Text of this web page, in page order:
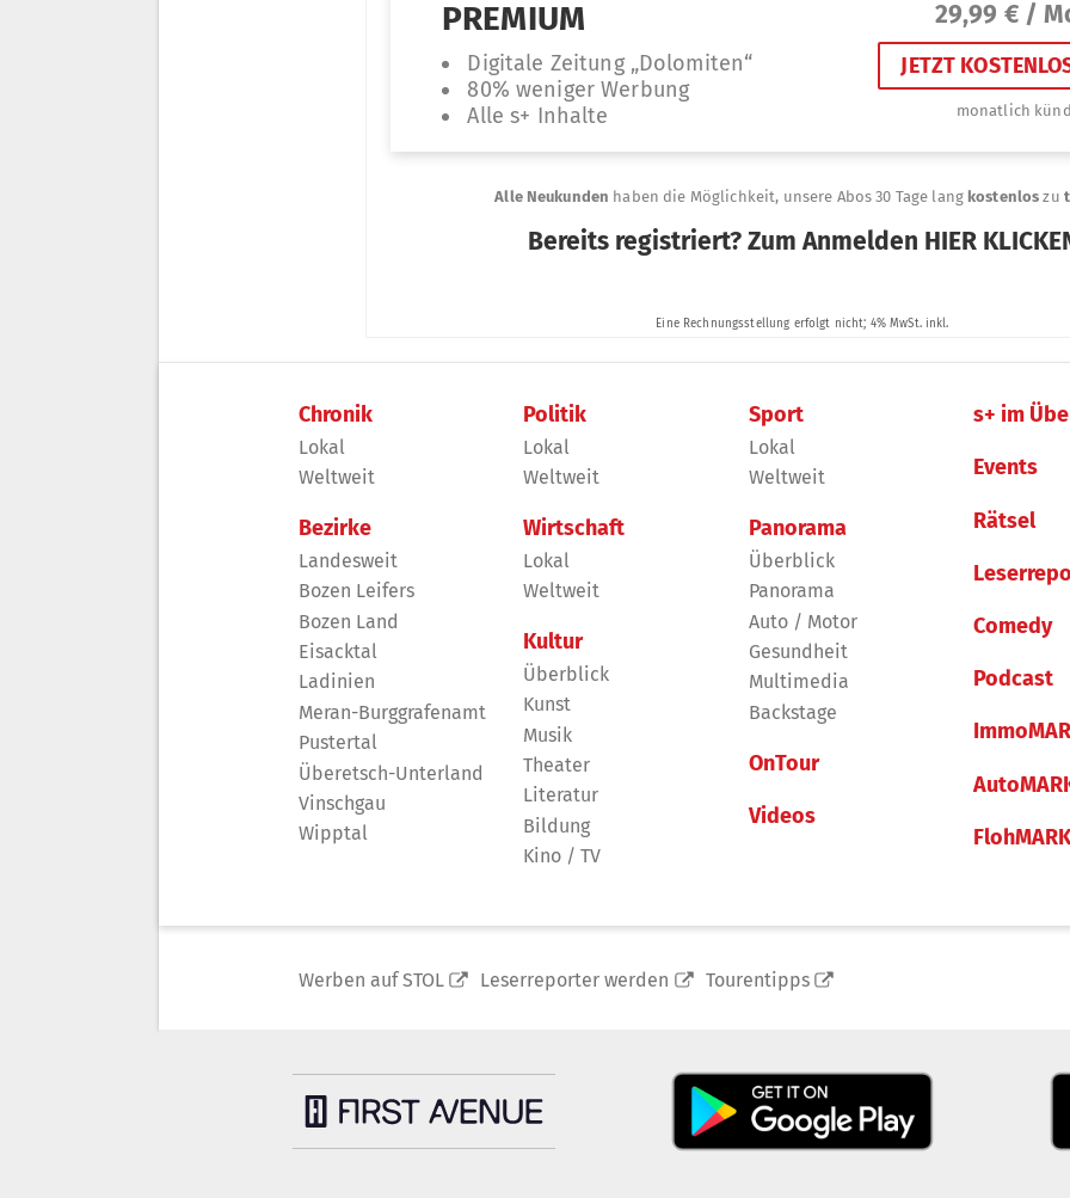
Chronik
Lokal
Weltweit
Bezirke
Landesweit
Bozen Leifers
Bozen Land
Eisacktal
Ladinien
Meran-Burggrafenamt
Pustertal
Überetsch-Unterland
Vinschgau
Wipptal
Politik
Lokal
Weltweit
Wirtschaft
Lokal
Weltweit
Kultur
Überblick
Kunst
Musik
Theater
Literatur
Bildung
Kino / TV
Sport
Lokal
Weltweit
Panorama
Überblick
Panorama
Auto / Motor
Gesundheit
Multimedia
Backstage
OnTour
Videos
s+ im
Events
Rätsel
Comedy
Podcast
Werben auf STOL Leserreporter werden Tourentipps